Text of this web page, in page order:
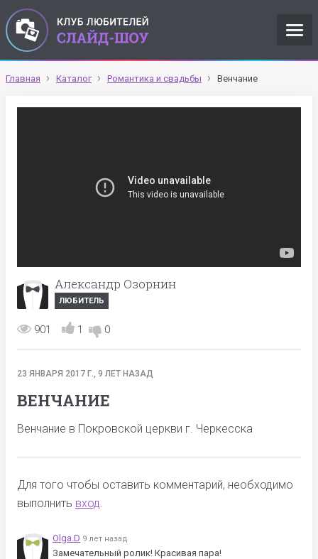
Главная Каталог Романтика и свадьбы Венчание
Александр Озорнин
ЛЮБИТЕЛЬ
901 1 0
23 ЯНВАРЯ 2017 Г., 9 ЛЕТ НАЗАД
ВЕНЧАНИЕ
Венчание в Покровской церкви г. Черкесска
Для того чтобы оставить комментарий, необходимо
выполнить вход.
Olga.D 9 лет назад
Замечательный ролик! Красивая пара!